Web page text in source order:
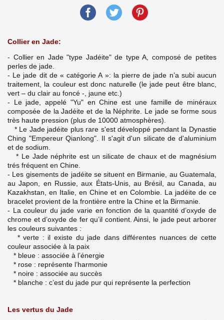
Collier en Jade:
- Collier en Jade "type Jadéite" de type A, composé de petites
perles de jade.
- Le jade dit de « catégorie A »: la pierre de jade n’a subi aucun
traitement, la couleur est donc naturelle (le jade peut être blanc,
vert – du clair au foncé -, jaune etc.)
- Le jade, appelé "Yu" en Chine est une famille de minéraux
composée de la Jadéite et de la Néphrite. Le jade se forme sous
très haute pression (plus de 10000 atmosphères).
* Le Jade jadéite plus rare s'est développé pendant la Dynastie
Ching "Empereur Qianlong". Il s'agit d'un silicate de d'aluminium
et de sodium.
* Le Jade néphrite est un silicate de chaux et de magnésium
trés fréquent en Chine.
- Les gisements de jadéite se situent en Birmanie, au Guatemala,
au Japon, en Russie, aux États-Unis, au Brésil, au Canada, au
Kazakhstan, en Italie, en Chine et en Colombie. La jadéite de ce
bracelet provient de la frontière entre la Chine et la Birmanie.
- La couleur du jade varie en fonction de la quantité d’oxyde de
chrome et d’oxyde de fer qu’il contient. Ainsi, le jade peut arborer
les couleurs suivantes :
* verte : il existe du jade dans différentes nuances de cette
couleur associée à la paix
* bleue : associée à l’énergie
* rose : représente l’harmonie
* noire : associée au succès
* blanche : c’est du jade pur qui représente la perfection
Les vertus du Jade